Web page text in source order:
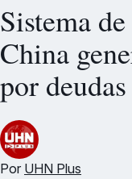
Sistema
China
por
Por UHN Plus